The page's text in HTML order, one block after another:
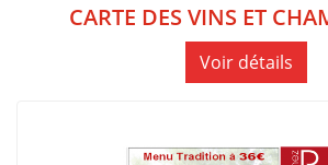
CARTE DES VINS ET
Voir détails